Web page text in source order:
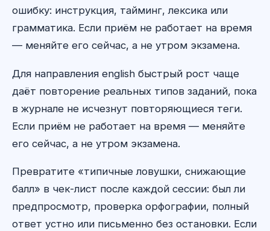
ошибку: инструкция, тайминг, лексика или
грамматика. Если приём не работает на время
— меняйте его сейчас, а не утром экзамена.
Для направления english быстрый рост чаще
даёт повторение реальных типов заданий, пока
в журнале не исчезнут повторяющиеся теги.
Если приём не работает на время — меняйте
его сейчас, а не утром экзамена.
Превратите «типичные ловушки, снижающие
балл» в чек-лист после каждой сессии: был ли
предпросмотр, проверка орфографии, полный
ответ устно или письменно без остановки. Если